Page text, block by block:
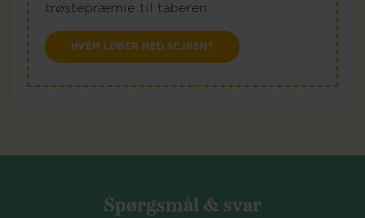
trøstepræmie til taberen.
HVEM LØBER MED SEJREN?
Spørgsmål & svar